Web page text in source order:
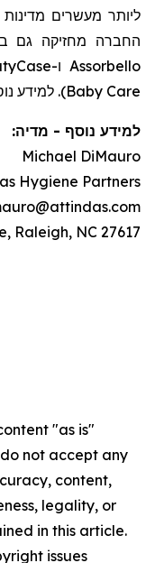
ליותר מעשרים
Baby Care). למידע נוסף בקרו באתר
למידע נוסף - מדיה:
Michael DiMauro
Hygiene Partners
Raleigh, NC 27617
"as is"
not accept any
content,
legality, or
in this article.
issues